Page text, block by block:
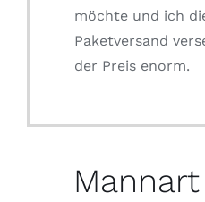
möchte und ich
Paketversand
der Preis enorm.